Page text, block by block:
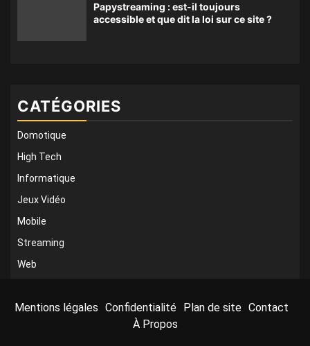
Papystreaming : est-il toujours
accessible et que dit la loi sur ce site ?
CATÉGORIES
Domotique
High Tech
Informatique
Jeux Vidéo
Mobile
Streaming
Web
Mentions légales Confidentialité Plan de site Contact
À Propos